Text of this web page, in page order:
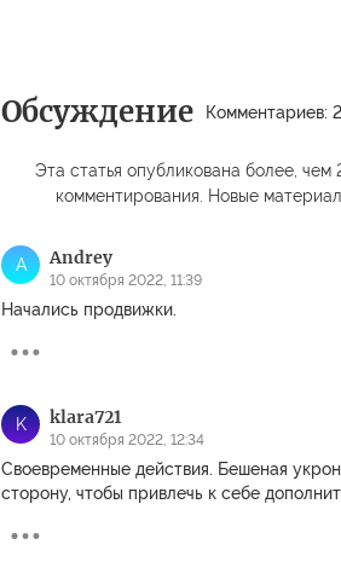
Обсуждение Комментариев: 2
Эта статья опубликована более, чем
комментирования. Новые
A Andrey
10 октября 2022, 11:39
Начались продвижки.
K klara721
10 октября 2022, 12:34
Своевременные действия. Бешеная
сторону, чтобы привлечь к себе